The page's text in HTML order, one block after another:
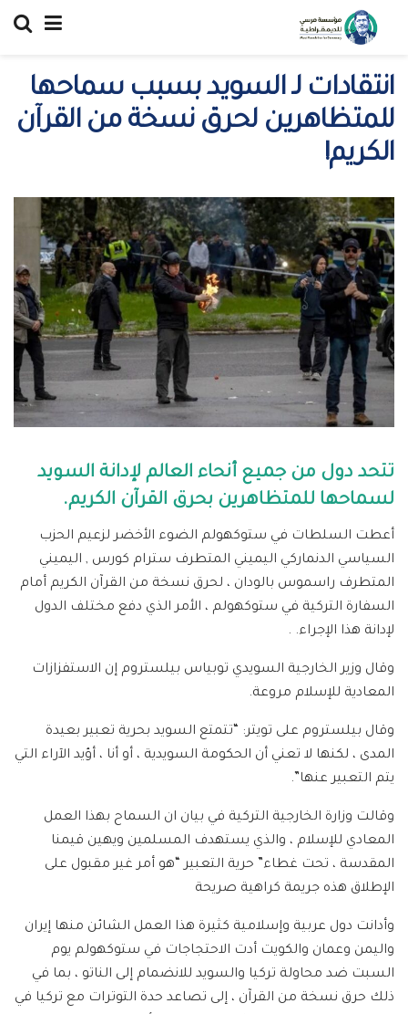
انتقادات لـ السويد بسبب سماحها
للمتظاهرين لحرق نسخة من القرآن
الكريم!
تتحد دول من جميع أنحاء العالم لإدانة السويد
لسماحها للمتظاهرين بحرق القرآن الكريم.
أعطت السلطات في ستوكهولم الضوء الأخضر لزعيم الحزب
السياسي الدنماركي اليميني المتطرف سترام كورس , اليميني
المتطرف راسموس بالودان ، لحرق نسخة من القرآن الكريم أمام
السفارة التركية في ستوكهولم ، الأمر الذي دفع مختلف الدول
لإدانة هذا الإجراء. .
وقال وزير الخارجية السويدي توبياس بيلستروم إن الاستفزازات
المعادية للإسلام مروعة.
وقال بيلستروم على تويتر: “تتمتع السويد بحرية تعبير بعيدة
المدى ، لكنها لا تعني أن الحكومة السويدية ، أو أنا ، أؤيد الآراء التي
يتم التعبير عنها”.
وقالت وزارة الخارجية التركية في بيان ان السماح بهذا العمل
المعادي للإسلام ، والذي يستهدف المسلمين ويهين قيمنا
المقدسة ، تحت غطاء” حرية التعبير “هو أمر غير مقبول على
الإطلاق هذه جريمة كراهية صريحة
وأدانت دول عربية وإسلامية كثيرة هذا العمل الشائن منها إيران
واليمن وعمان والكويت أدت الاحتجاجات في ستوكهولم يوم
السبت ضد محاولة تركيا والسويد للانضمام إلى الناتو ، بما في
ذلك حرق نسخة من القرآن ، إلى تصاعد حدة التوترات مع تركيا في